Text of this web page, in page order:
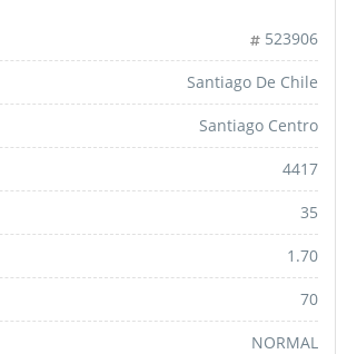
523906
Santiago De Chile
Santiago Centro
4417
35
1.70
70
NORMAL